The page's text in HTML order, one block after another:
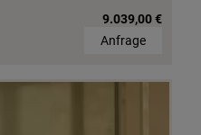
9.039,00 €
Anfrage